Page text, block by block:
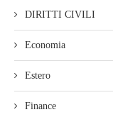
DIRITTI CIVILI
Economia
Estero
Finance